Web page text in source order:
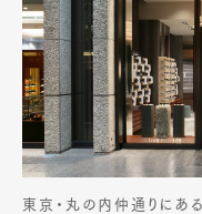
東京・丸の内仲通りにあ